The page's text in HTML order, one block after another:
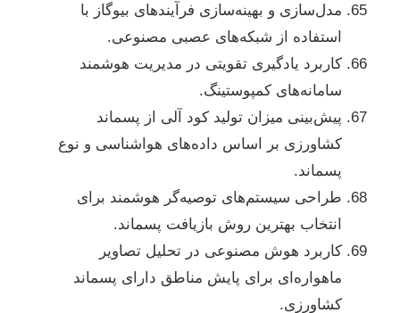
مدل‌سازی و بهینه‌سازی فرآیندهای بیوگاز با
استفاده از شبکه‌های عصبی مصنوعی.
کاربرد یادگیری تقویتی در مدیریت هوشمند
سامانه‌های کمپوستینگ.
پیش‌بینی میزان تولید کود آلی از پسماند
کشاورزی بر اساس داده‌های هواشناسی و نوع
پسماند.
طراحی سیستم‌های توصیه‌گر هوشمند برای
انتخاب بهترین روش بازیافت پسماند.
کاربرد هوش مصنوعی در تحلیل تصاویر
ماهواره‌ای برای پایش مناطق دارای پسماند
کشاورزی.